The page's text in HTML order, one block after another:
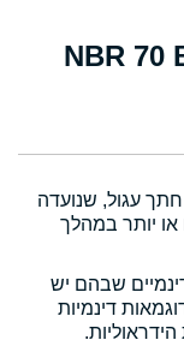
עגול, שנועדה
או יותר במהלך
שבהם יש
דינמיות